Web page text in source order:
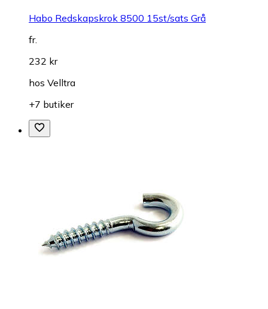
Habo Redskapskrok 8500 15st/sats Grå
fr.
232 kr
hos Velltra
+7 butiker